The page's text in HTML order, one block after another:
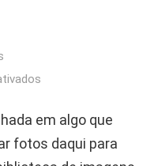
em algo que
fotos daqui para